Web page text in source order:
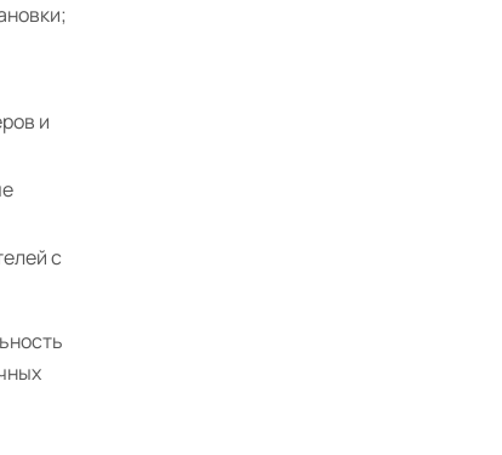
и
с